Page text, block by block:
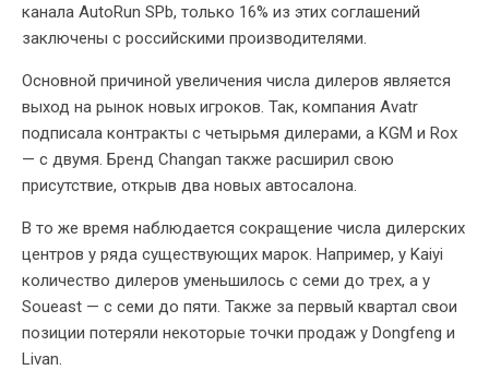
канала AutoRun SPb, только 16% из этих соглашений
заключены с российскими производителями.
Основной причиной увеличения числа дилеров является
выход на рынок новых игроков. Так, компания Avatr
подписала контракты с четырьмя дилерами, а KGM и Rox
— с двумя. Бренд Changan также расширил свою
присутствие, открыв два новых автосалона.
В то же время наблюдается сокращение числа дилерских
центров у ряда существующих марок. Например, у Kaiyi
количество дилеров уменьшилось с семи до трех, а у
Soueast — с семи до пяти. Также за первый квартал свои
позиции потеряли некоторые точки продаж у Dongfeng и
Livan.